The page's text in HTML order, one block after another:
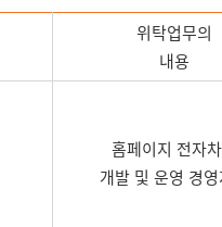
위탁업무의
내용
홈페이지 전자
개발 및 운영 경영